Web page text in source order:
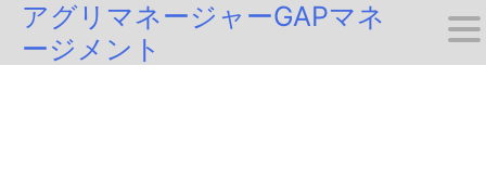
SkipアグリマネージャーGAPマネ
ージメント